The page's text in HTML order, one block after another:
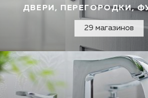
ДВЕРИ, ПЕРЕГОРОДКИ,
29 магазинов